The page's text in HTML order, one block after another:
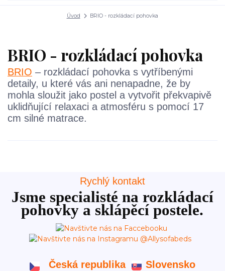
Úvod BRIO - rozkládací pohovka
BRIO - rozkládací pohovka
BRIO – rozkládací pohovka s vytříbenými
detaily, u které vás ani nenapadne, že by
mohla sloužit jako postel a vytvořit překvapivě
uklidňující relaxaci a atmosféru s pomocí 17
cm silné matrace.
Rychlý kontakt
Jsme specialisté na rozkládací
pohovky a sklápěcí postele.
Česká republika Slovensko